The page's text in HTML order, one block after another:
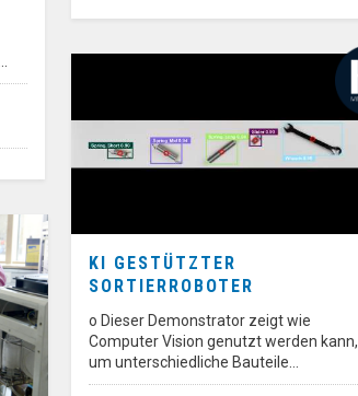
KI GESTÜTZTER
SORTIERROBOTER
o Dieser Demonstrator zeigt wie
Computer Vision genutzt werden kann,
um unterschiedliche Bauteile…